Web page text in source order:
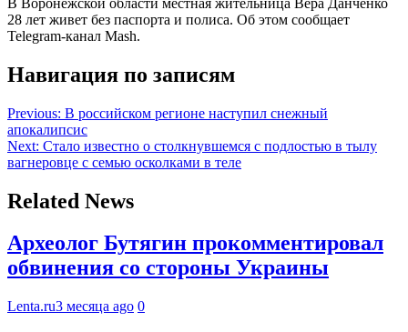
28 лет живет без паспорта и полиса. Об этом сообщает
Telegram-канал Mash.
Навигация по записям
Previous: В российском регионе наступил снежный
апокалипсис
Next: Стало известно о столкнувшемся с подлостью в тылу
вагнеровце с семью осколками в теле
Related News
Археолог Бутягин прокомментировал
обвинения со стороны Украины
Lenta.ru3 месяца ago 0